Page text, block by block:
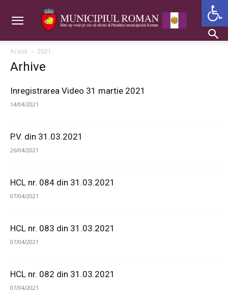
Acasă 2021
Arhive
Inregistrarea Video 31 martie 2021
14/04/2021
P.V. din 31.03.2021
26/04/2021
HCL nr. 084 din 31.03.2021
07/04/2021
HCL nr. 083 din 31.03.2021
07/04/2021
HCL nr. 082 din 31.03.2021
07/04/2021